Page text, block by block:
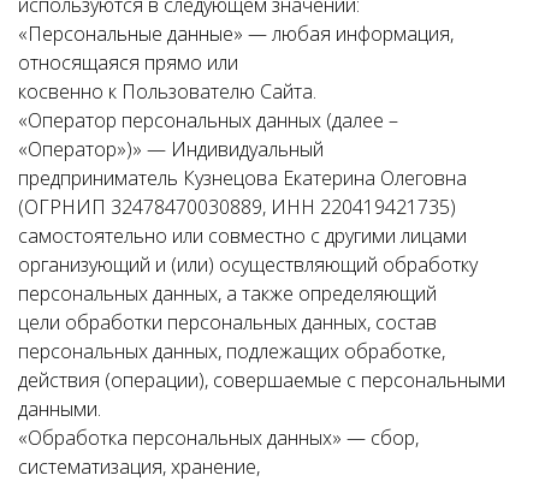
«Персональные данные» — любая информация,
относящаяся прямо или
косвенно к Пользователю Сайта.
«Оператор персональных данных (далее –
«Оператор»)» — Индивидуальный
предприниматель Кузнецова Екатерина Олеговна
(ОГРНИП 32478470030889, ИНН 220419421735)
самостоятельно или совместно с другими лицами
организующий и (или) осуществляющий обработку
персональных данных, а также определяющий
цели обработки персональных данных, состав
персональных данных, подлежащих обработке,
действия (операции), совершаемые с персональными
данными.
«Обработка персональных данных» — сбор,
систематизация, хранение,